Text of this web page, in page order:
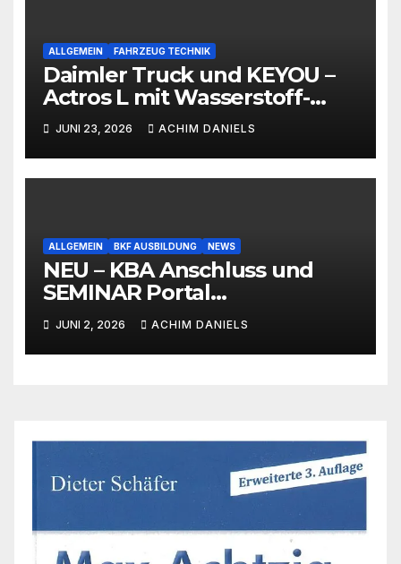
ALLGEMEIN FAHRZEUG TECHNIK
Daimler Truck und KEYOU –
Actros L mit Wasserstoff-
Verbrennermotor
JUNI 23, 2026 ACHIM DANIELS
ALLGEMEIN BKF AUSBILDUNG NEWS
NEU – KBA Anschluss und
SEMINAR Portal
AKTIONSPREISE!!! Bis zu 50%
RABATT
JUNI 2, 2026 ACHIM DANIELS